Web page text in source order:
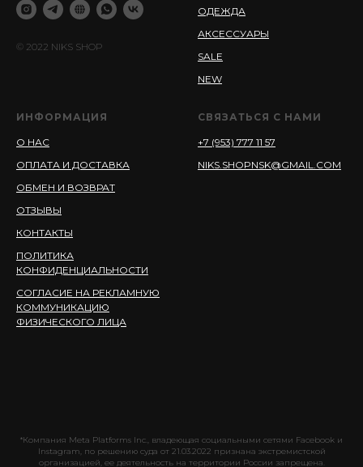
© 2022 NIKS SHOP
ОДЕЖДА
АКСЕССУАРЫ
SALE
NEW
ИНФОРМАЦИЯ
О НАС
ОПЛАТА И ДОСТАВКА
ОБМЕН И ВОЗВРАТ
ОТЗЫВЫ
КОНТАКТЫ
ПОЛИТИКА
КОНФИДЕНЦИАЛЬНОСТИ
СОГЛАСИЕ НА РЕКЛАМНУЮ
КОММУНИКАЦИЮ
ФИЗИЧЕСКОГО ЛИЦА
СВЯЗАТЬСЯ С НАМИ
+7 (953) 777 11 57
NIKS.SHOPNSK@GMAIL.COM
*Компания Meta Platforms Inc., владеющая социальными сетями Facebook и
Instagram, по решению суда от 21.03.2022 признана экстремистской
организацией, ее деятельность на территории России запрещена.